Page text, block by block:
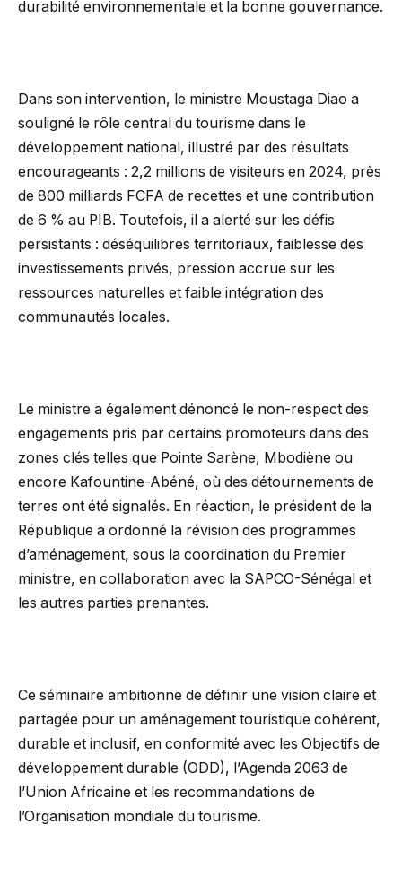
durabilité environnementale et la bonne gouvernance.
Dans son intervention, le ministre Moustaga Diao a
souligné le rôle central du tourisme dans le
développement national, illustré par des résultats
encourageants : 2,2 millions de visiteurs en 2024, près
de 800 milliards FCFA de recettes et une contribution
de 6 % au PIB. Toutefois, il a alerté sur les défis
persistants : déséquilibres territoriaux, faiblesse des
investissements privés, pression accrue sur les
ressources naturelles et faible intégration des
communautés locales.
Le ministre a également dénoncé le non-respect des
engagements pris par certains promoteurs dans des
zones clés telles que Pointe Sarène, Mbodiène ou
encore Kafountine-Abéné, où des détournements de
terres ont été signalés. En réaction, le président de la
République a ordonné la révision des programmes
d’aménagement, sous la coordination du Premier
ministre, en collaboration avec la SAPCO-Sénégal et
les autres parties prenantes.
Ce séminaire ambitionne de définir une vision claire et
partagée pour un aménagement touristique cohérent,
durable et inclusif, en conformité avec les Objectifs de
développement durable (ODD), l’Agenda 2063 de
l’Union Africaine et les recommandations de
l’Organisation mondiale du tourisme.